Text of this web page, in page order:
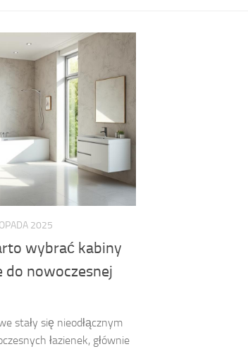
2025
wybrać kabiny
do nowoczesnej
stały się nieodłącznym
łazienek, głównie